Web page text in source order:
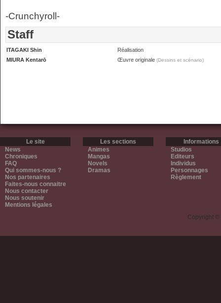
-Crunchyroll-
Staff
ITAGAKI Shin
Réalisation
MIURA Kentarō
Œuvre originale (Dessins et scénario)
Le site
News
Chroniques
FAQ
Qui sommes-nous ?
Nos partenaires
Faites-nous connaitre
Nous contacter
Nous soutenir
Mentions légales
Les sections
Animes
Mangas
Novels
Dramas
Informations
Studios
Editeurs
Individus
Personnages
Règlement
Copyright ©